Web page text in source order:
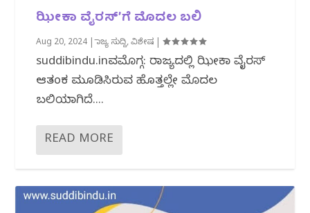
ಝೀಕಾ ವೈರಸ್ʼಗೆ ಮೊದಲ ಬಲಿ
Aug 20, 2024 |ರಾಜ್ಯ ಸುದ್ದಿ,ವಿಶೇಷ |
suddibindu.inಶಿವಮೊಗ್ಗ: ರಾಜ್ಯದಲ್ಲಿ ಝೀಕಾ ವೈರಸ್​
ಆತಂಕ ಮೂಡಿಸಿರುವ ಹೊತ್ತಲ್ಲೇ ಮೊದಲ
ಬಲಿಯಾಗಿದೆ....
READ MORE